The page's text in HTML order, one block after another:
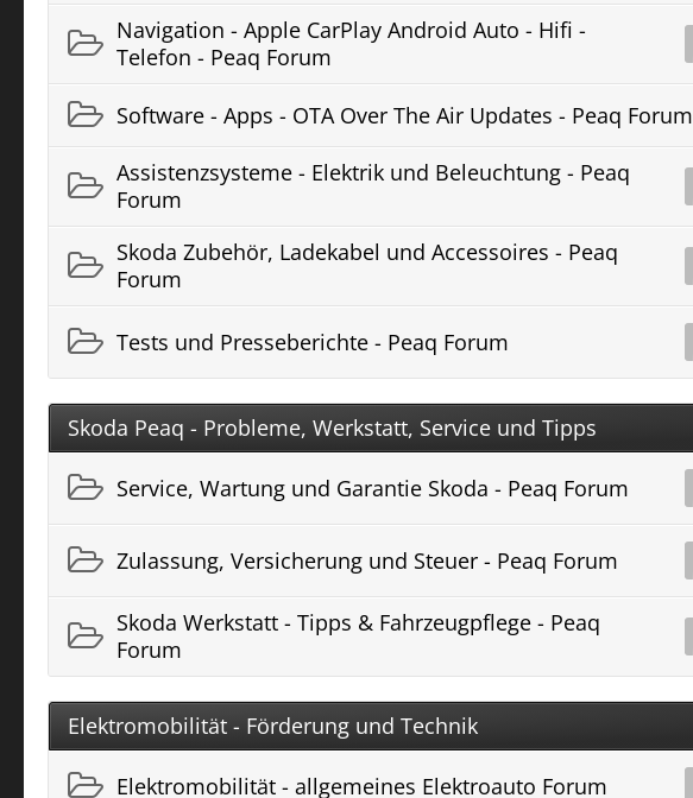
Navigation - Apple CarPlay Android Auto - Hifi -
Telefon - Peaq Forum
Software - Apps - OTA Over The Air Updates - Peaq Forum
Assistenzsysteme - Elektrik und Beleuchtung - Peaq
Forum
Skoda Zubehör, Ladekabel und Accessoires - Peaq
Forum
Tests und Presseberichte - Peaq Forum
Skoda Peaq - Probleme, Werkstatt, Service und Tipps
Service, Wartung und Garantie Skoda - Peaq Forum
Zulassung, Versicherung und Steuer - Peaq Forum
Skoda Werkstatt - Tipps & Fahrzeugpflege - Peaq
Forum
Elektromobilität - Förderung und Technik
Elektromobilität - allgemeines Elektroauto Forum